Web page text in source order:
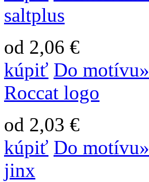
saltplus
od 2,06 €
kúpiť Do motívu»
Roccat logo
od 2,03 €
kúpiť Do motívu»
jinx